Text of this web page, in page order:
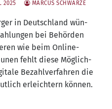
2025 MARCUS SCHWARZE
in Deutsch­land wün­
bei Behör­den
wie beim Online-
fehlt die­se Mög­lich­
Bezahl­ver­fah­ren die
erleich­tern können.